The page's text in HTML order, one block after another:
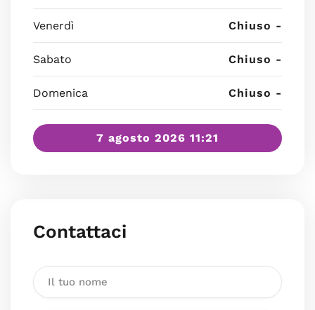
Venerdì Chiuso -
Sabato Chiuso -
Domenica Chiuso -
7 agosto 2026 11:21
Contattaci